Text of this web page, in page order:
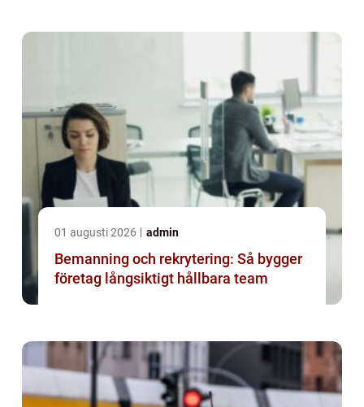
01 augusti 2026 admin
Bemanning och rekrytering: Så bygger
företag långsiktigt hållbara team